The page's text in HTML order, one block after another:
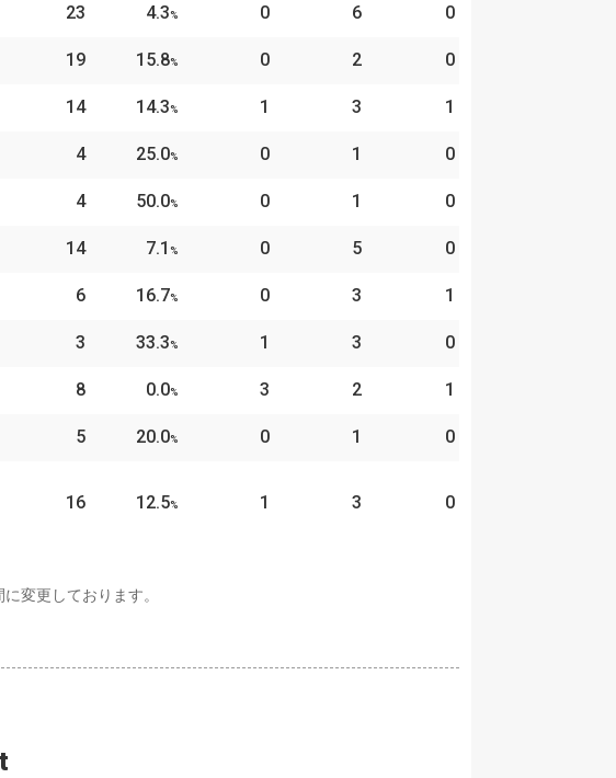
23 4.3% 0 6 0
19 15.8% 0 2 0
14 14.3% 1 3 1
4 25.0% 0 1 0
4 50.0% 0 1 0
14 7.1 % 0 5 0
6 16.7% 0 3 1
3 33.3% 1 3 0
8 0.0% 3 2 1
5 20.0% 0 1 0
16 12.5% 1 3 0
変更しております。